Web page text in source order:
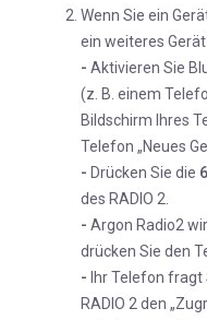
Wenn Sie ein
ein weiteres
- Aktivieren Sie
(z. B. einem
Bildschirm Ihres
Telefon „Neues
- Drücken Sie die
des RADIO 2.
- Argon Radio2
drücken Sie den
- Ihr Telefon
RADIO 2 den